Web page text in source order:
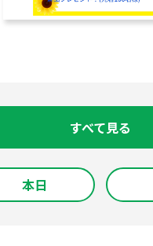
すべて見る
本日